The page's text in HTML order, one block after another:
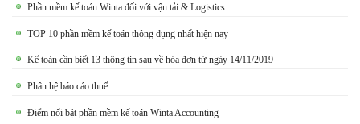
Phần mềm kế toán Winta đối với vận tải & Logistics
TOP 10 phần mềm kế toán thông dụng nhất hiện nay
Kế toán cần biết 13 thông tin sau về hóa đơn từ ngày 14/11/2019
Phân hệ báo cáo thuế
Điểm nổi bật phần mềm kế toán Winta Accounting